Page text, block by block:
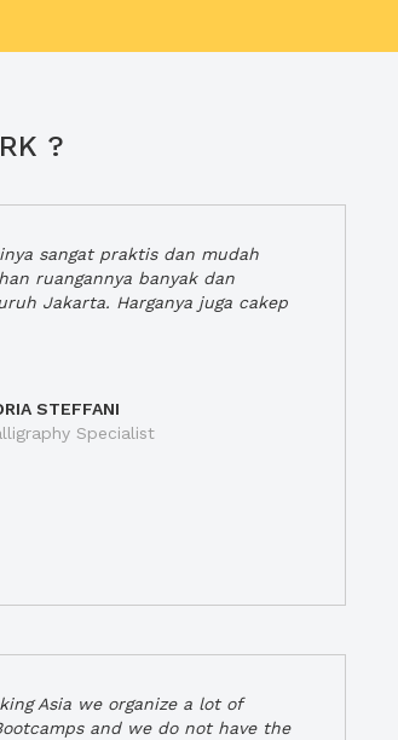
?
sangat praktis dan mudah
ruangannya banyak dan
Jakarta. Harganya juga cakep
STEFFANI
Specialist
Asia we organize a lot of
and we do not have the